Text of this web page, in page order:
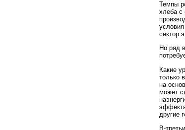
Темпы
хлеба с
сектор
Но ряд
Какие
только
на
может
другие
В-